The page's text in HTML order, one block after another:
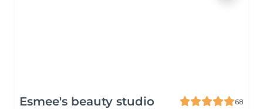
Esmee's beauty studio
68